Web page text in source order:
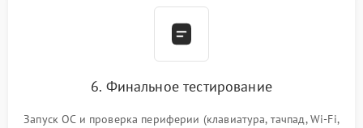
6. Финальное тестирование
Запуск ОС и проверка периферии (клавиатура, тачпад, Wi-Fi,